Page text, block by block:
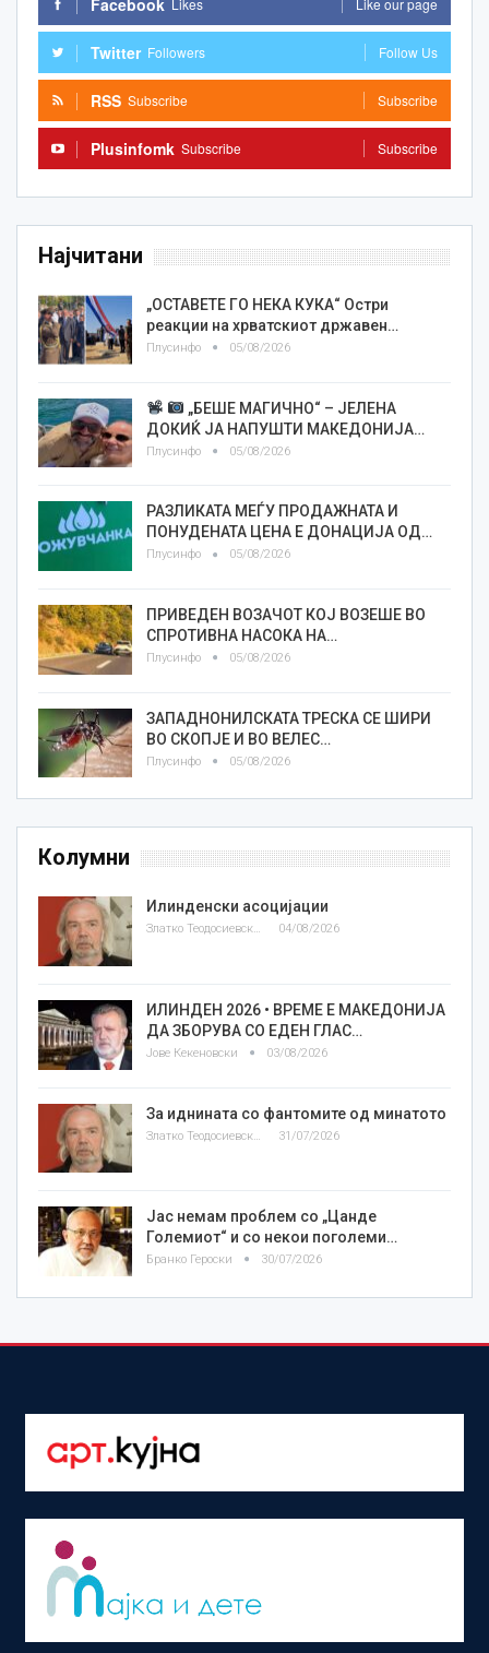
Facebook Likes Like our page
Twitter Followers Follow Us
RSS Subscribe Subscribe
Plusinfomk Subscribe Subscribe
Најчитани
„ОСТАВЕТЕ ГО НЕКА КУКА“ Остри
реакции на хрватскиот државен…
Плусинфо 05/08/2026
„БЕШЕ МАГИЧНО“ – ЈЕЛЕНА
ДОКИЌ ЈА НАПУШТИ МАКЕДОНИЈА…
Плусинфо 05/08/2026
РАЗЛИКАТА МЕЃУ ПРОДАЖНАТА И
ПОНУДЕНАТА ЦЕНА Е ДОНАЦИЈА ОД…
Плусинфо 05/08/2026
ПРИВЕДЕН ВОЗАЧОТ КОЈ ВОЗЕШЕ ВО
СПРОТИВНА НАСОКА НА…
Плусинфо 05/08/2026
ЗАПАДНОНИЛСКАТА ТРЕСКА СЕ ШИРИ
ВО СКОПЈЕ И ВО ВЕЛЕС…
Плусинфо 05/08/2026
Колумни
Илинденски асоцијации
Златко Теодосиевски 04/08/2026
ИЛИНДЕН 2026 • ВРЕМЕ Е МАКЕДОНИЈА
ДА ЗБОРУВА СО ЕДЕН ГЛАС…
Јове Кекеновски 03/08/2026
За иднината со фантомите од минатото
31/07/2026
Јас немам проблем со „Цанде
Големиот“ и со некои поголеми…
Бранко Героски 30/07/2026